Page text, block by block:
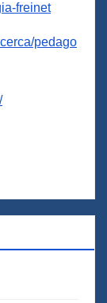
freinet
pedago